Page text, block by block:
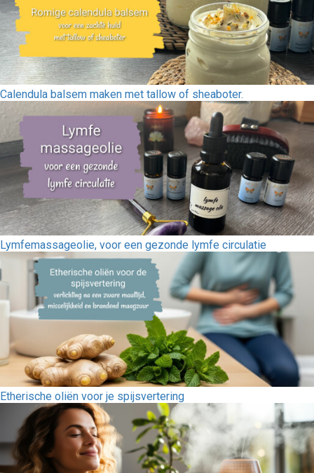
Calendula balsem maken met tallow of sheaboter.
Lymfemassageolie, voor een gezonde lymfe circulatie
Etherische oliën voor je spijsvertering